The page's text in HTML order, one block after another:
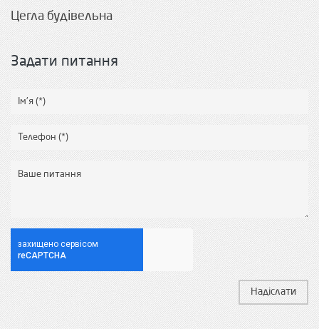
Цегла будівельна
Задати питання
Надіслати